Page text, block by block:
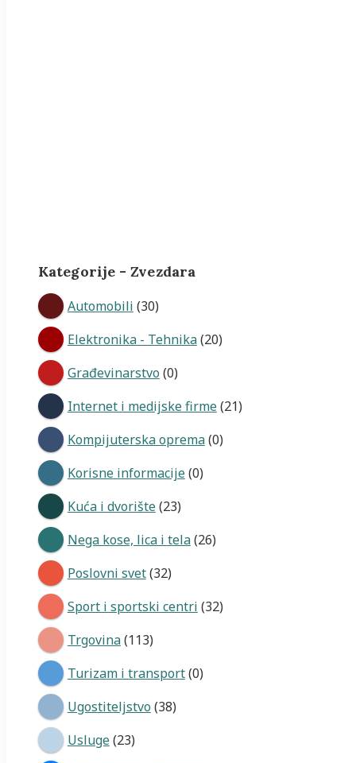
Kategorije - Zvezdara
Automobili (30)
Elektronika - Tehnika(20)
Građevinarstvo (0)
Internet i medijske firme(21)
Kompijuterska oprema(0)
Korisne informacije(0)
Kuća i dvorište(23)
Nega kose, lica i tela(26)
Poslovni svet(32)
Sport i sportski centri (32)
Trgovina(113)
Turizam i transport(0)
Ugostiteljstvo (38)
Usluge(23)